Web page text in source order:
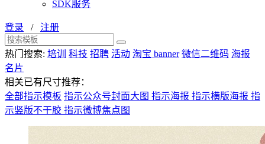
SDK服务
登录 / 注册
热门搜索: 培训 科技 招聘 活动 淘宝 banner 微信二维码 海报
名片
相关已有尺寸推荐：
全部指示模板 指示公众号封面大图 指示海报 指示横版海报 指
示竖版不干胶 指示微博焦点图